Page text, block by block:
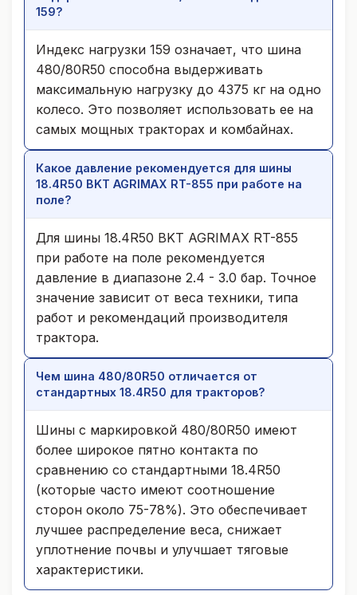
159?
Индекс нагрузки 159 означает, что шина
480/80R50 способна выдерживать
максимальную нагрузку до 4375 кг на одно
колесо. Это позволяет использовать ее на
самых мощных тракторах и комбайнах.
Какое давление рекомендуется для шины
18.4R50 BKT AGRIMAX RT-855 при работе на
поле?
Для шины 18.4R50 BKT AGRIMAX RT-855
при работе на поле рекомендуется
давление в диапазоне 2.4 - 3.0 бар. Точное
значение зависит от веса техники, типа
работ и рекомендаций производителя
трактора.
Чем шина 480/80R50 отличается от
стандартных 18.4R50 для тракторов?
Шины с маркировкой 480/80R50 имеют
более широкое пятно контакта по
сравнению со стандартными 18.4R50
(которые часто имеют соотношение
сторон около 75-78%). Это обеспечивает
лучшее распределение веса, снижает
уплотнение почвы и улучшает тяговые
характеристики.